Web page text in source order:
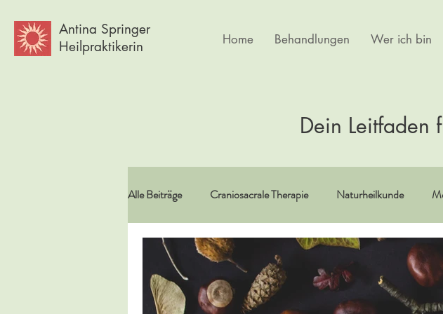
Antina Springer
Heilpraktikerin
Home Behandlungen Wer ich bin
Dein Leitfaden
Alle Beiträge Craniosacrale Therapie Naturheilkunde
Vitamine/Spurenelemente Spiritualität
Psychlogie Frauen Körpertherapie Kultur